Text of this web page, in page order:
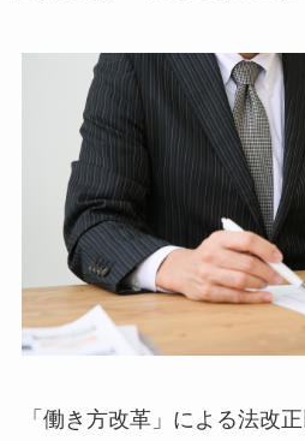
「働き方改革」による法改